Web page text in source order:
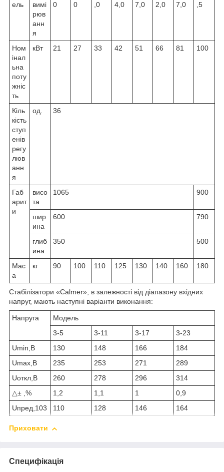
ель
вимі
рюв
анн
я
0
0
,0
4,0
7,0
2,0
7,0
,5
Ном
інал
ьна
поту
жніс
ть
кВт 21 27 33 42 51 66 81 100
Кіль
кість
ступ
енів
регу
люв
анн
я
од. 36
Габ
арит
и
висо
та
1065 900
шир
ина
600 790
глиб
ина
350 500
Мас
а
кг 90 100 110 125 130 140 160 180
Стабілізатори «Calmer», в залежності від діапазону вхідних
напруг, мають наступні варіанти виконання:
Напруга
Модель
3-5
3-11 3-17
3-23
Umin,В
130 148 166
184
Umax,В
235 253 271
289
Uоткл,В
260 278 296
314
△± ,%
1,2 1,1 1
0,9
Uпред,103
110 128 146 164
Приховати
Специфікація